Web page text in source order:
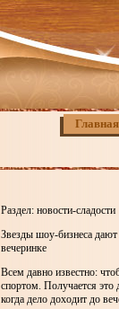
Главная
Раздел: новости-сладости
Звезды шоу-бизнеса дают
вечеринке
Всем давно известно:
спортом. Получается
когда дело доходит до